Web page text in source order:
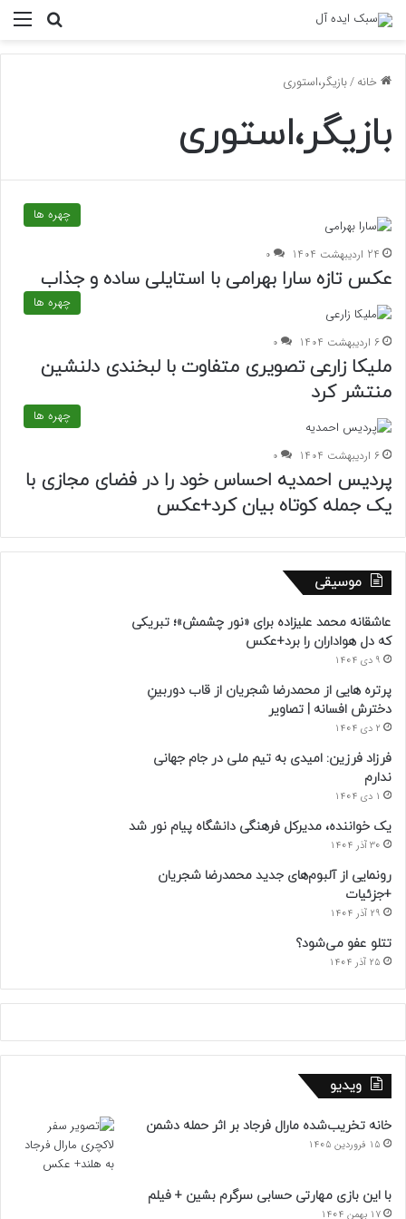
خانه/بازیگر،استوری
بازیگر،استوری
چهره ها
24 اردیبهشت 1404 0
عکس تازه سارا بهرامی با استایلی ساده و جذاب
چهره ها
6 اردیبهشت 1404 0
ملیکا زارعی تصویری متفاوت با لبخندی دلنشین
منتشر کرد
چهره ها
6 اردیبهشت 1404 0
پردیس احمدیه احساس خود را در فضای مجازی با
یک جمله کوتاه بیان کرد+عکس
موسیقی
عاشقانه محمد علیزاده برای «نور چشمش»؛ تبریکی
که دل هواداران را برد+عکس
9 دی 1404
پرتره هایی از محمدرضا شجریان از قاب دوربینِ
دخترش افسانه | تصاویر
2 دی 1404
فرزاد فرزین: امیدی به تیم ملی در جام جهانی
ندارم
1 دی 1404
یک خواننده، مدیرکل فرهنگی دانشگاه پیام نور شد
30 آذر 1404
رونمایی از آلبوم‌های جدید محمدرضا شجریان
+جزئیات
29 آذر 1404
تتلو عفو می‌شود؟
25 آذر 1404
ویدیو
خانه تخریب‌شده مارال فرجاد بر اثر حمله دشمن
15 فروردین 1405
با این بازی مهارتی حسابی سرگرم بشین + فیلم
17 بهمن 1404